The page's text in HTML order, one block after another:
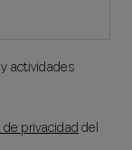
actividades
privacidaddel